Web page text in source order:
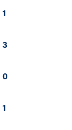
1
3
0
1